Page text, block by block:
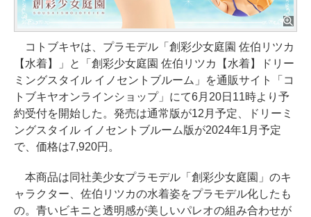
コトブキヤは、プラモデル「創彩少女庭園 佐伯リツカ
【水着】」と「創彩少女庭園 佐伯リツカ【水着】ドリー
ミングスタイル イノセントブルーム」を通販サイト「コ
トブキヤオンラインショップ」にて6月20日11時より予
約受付を開始した。発売は通常版が12月予定、ドリーミ
ングスタイル イノセントブルーム版が2024年1月予定
で、価格は7,920円。
本商品は同社美少女プラモデル「創彩少女庭園」のキ
ャラクター、佐伯リツカの水着姿をプラモデル化したも
の。青いビキニと透明感が美しいパレオの組み合わせが